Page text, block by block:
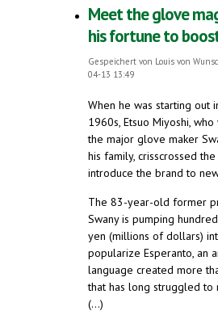
Meet the glove
his fortune to
Gespeichert von Louis von
04-13 13:49
When he was starting out
1960s, Etsuo Miyoshi,
the major glove maker
his family, crisscrossed
introduce the brand to
The 83-year-old former
Swany is pumping
yen (millions of dollars)
popularize Esperanto, an
language created more
that has long struggled to
(...)